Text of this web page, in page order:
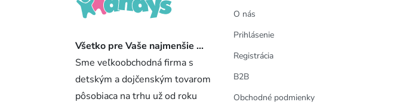
Všetko pre Vaše najmenšie ...
Sme veľkoobchodná firma s
detským a dojčenským tovarom
pôsobiaca na trhu už od roku
O nás
Prihlásenie
Registrácia
B2B
Obchodné podmienky